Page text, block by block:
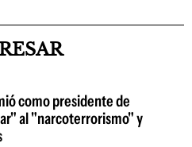
como presidente de
al "narcoterrorismo" y